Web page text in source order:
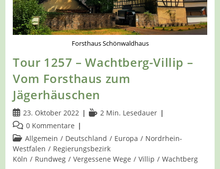
Forsthaus Schönwaldhaus
Tour 1257 – Wachtberg-Villip –
Vom Forsthaus zum
Jägerhäuschen
Beitrag
veröffentlicht:
23. Oktober 2022 Lesedauer:
2 Min. Lesedauer
Beitrags-
Kommentare:
0 Kommentare
Beitrags-
Kategorie:
Allgemein / Deutschland / Europa / Nordrhein-
Westfalen / Regierungsbezirk
Köln / Rundweg / Vergessene Wege / Villip / Wachtberg